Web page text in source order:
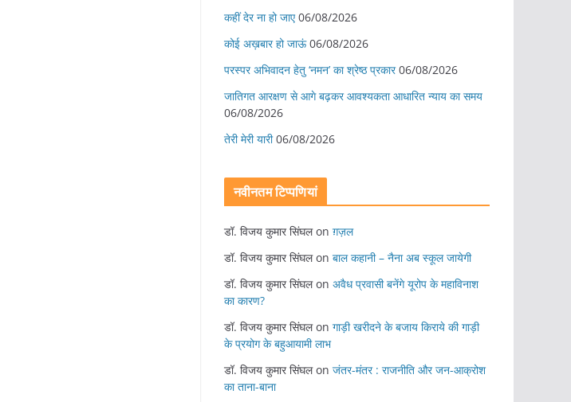
कहीं देर ना हो जाए 06/08/2026
कोई अख़बार हो जाऊं 06/08/2026
परस्पर अभिवादन हेतु ‘नमन’ का श्रेष्ठ प्रकार 06/08/2026
जातिगत आरक्षण से आगे बढ़कर आवश्यकता आधारित न्याय का समय
06/08/2026
तेरी मेरी यारी 06/08/2026
नवीनतम टिप्पणियां
डॉ. विजय कुमार सिंघलon ग़ज़ल
डॉ. विजय कुमार सिंघलon बाल कहानी – नैना अब स्कूल जायेगी
डॉ. विजय कुमार सिंघलon अवैध प्रवासी बनेंगे यूरोप के महाविनाश
का कारण?
डॉ. विजय कुमार सिंघलon गाड़ी खरीदने के बजाय किराये की गाड़ी
के प्रयोग के बहुआयामी लाभ
डॉ. विजय कुमार सिंघलon जंतर-मंतर : राजनीति और जन-आक्रोश
का ताना-बाना